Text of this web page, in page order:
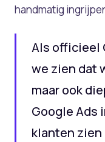
handmatig
Als officieel
we zien dat
maar ook
Google Ads
klanten